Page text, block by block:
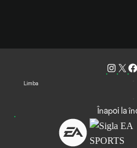
Limba
Înapoi la